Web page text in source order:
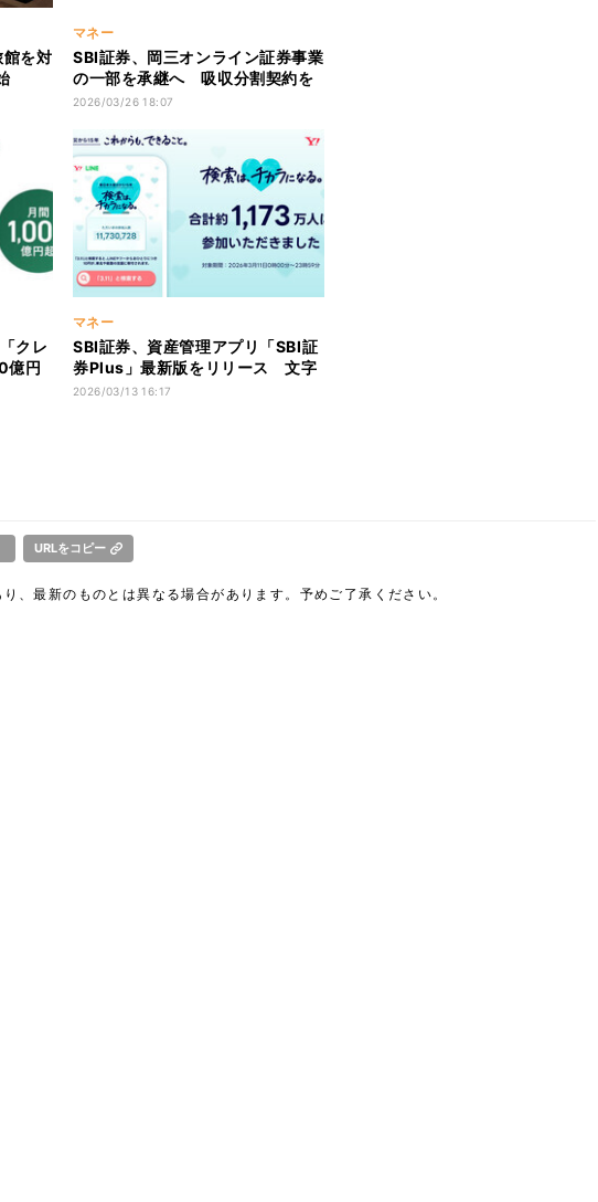
を対
マネー
SBI証券、岡三オンライン証券事業
の一部を承継へ 吸収分割契約を
締結
2026/03/26 18:07
クレ
億円
マネー
SBI証券、資産管理アプリ「SBI証
券Plus」最新版をリリース 文字
サイズ変更など操作性を改善
2026/03/13 16:17
URLをコピー
、最新のものとは異なる場合があります。予めご了承ください。